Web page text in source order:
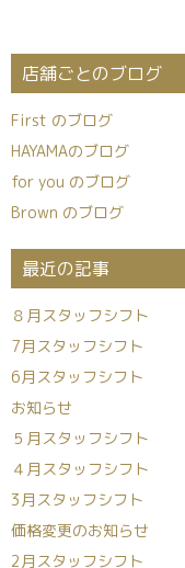
店舗ごとのブログ
First のブログ
HAYAMAのブログ
for you のブログ
Brown のブログ
最近の記事
８月スタッフシフト
7月スタッフシフト
6月スタッフシフト
お知らせ
５月スタッフシフト
４月スタッフシフト
3月スタッフシフト
価格変更のお知らせ
2月スタッフシフト